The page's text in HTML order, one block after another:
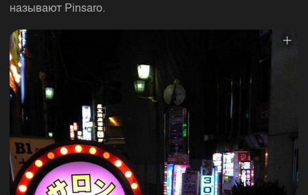
называют Pinsaro.